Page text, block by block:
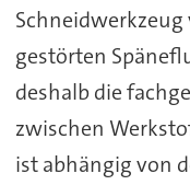
gestörten
deshalb die
zwischen
ist abhängig von